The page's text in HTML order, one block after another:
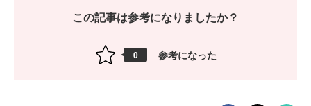
この記事は参考になりましたか？
0 参考になった